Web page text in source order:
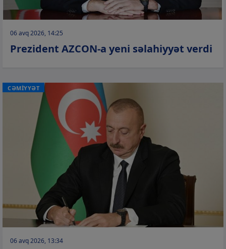
06 avq 2026, 14:25
Prezident AZCON-a yeni səlahiyyət verdi
CƏMİYYƏT
06 avq 2026, 13:34